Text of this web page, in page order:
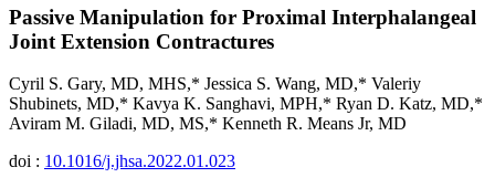
Passive Manipulation for Proximal Interphalangeal
Joint Extension Contractures
Cyril S. Gary, MD, MHS,* Jessica S. Wang, MD,* Valeriy
Shubinets, MD,* Kavya K. Sanghavi, MPH,* Ryan D. Katz, MD,*
Aviram M. Giladi, MD, MS,* Kenneth R. Means Jr, MD
doi : 10.1016/j.jhsa.2022.01.023